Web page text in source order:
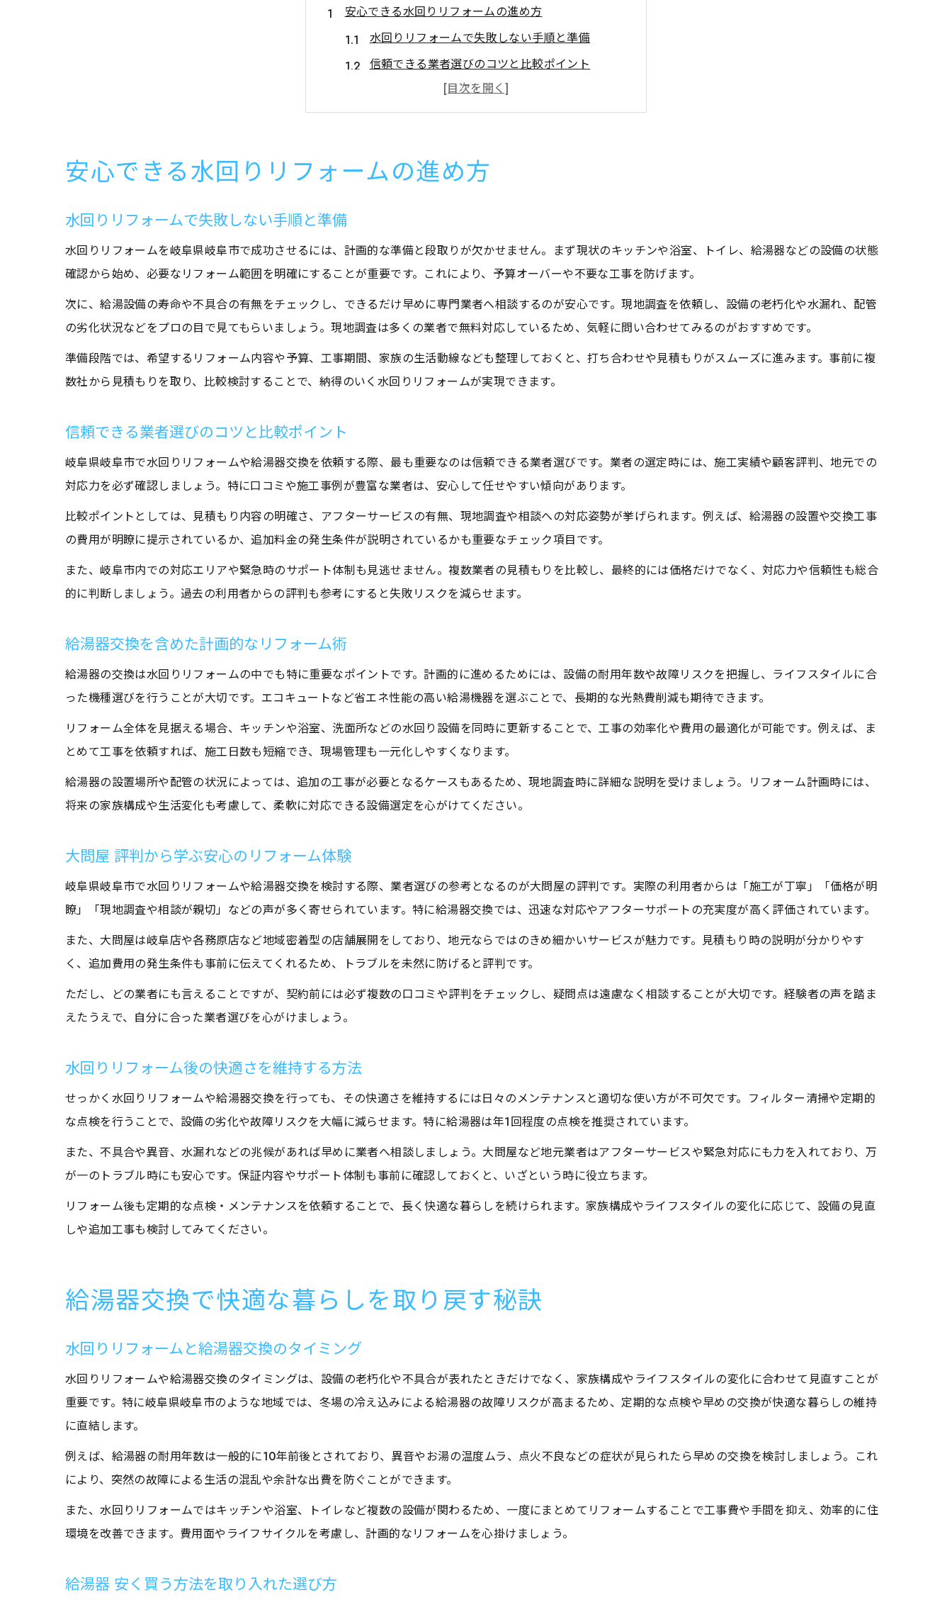
安心できる水回りリフォームの進め方
水回りリフォームで失敗しない手順と準備
信頼できる業者選びのコツと比較ポイント
給湯器交換を含めた計画的なリフォーム術
大問屋 評判から学ぶ安心のリフォーム体験
給湯器交換で快適な暮らしを取り戻す秘訣
トラブル回避のための給湯器交換チェックリスト
評判を参考に水回りリフォームで安心を得る方法
快適な暮らしを支える給湯器の機種選びのコツ
信頼重視なら水回りリフォームの選択がカギ
信頼できる水回りリフォーム業者の特徴解説
口コミや評判から見るリフォーム成功の条件
複数業者比較で最適な水回りリフォーム実現
低価格で叶える給湯器の賢いリフォーム方法
水回りリフォーム費用を抑える具体策
給湯器 安く買う方法と最新の節約術
大問屋 評判でわかるコストパフォーマンス
セットプラン活用でお得にリフォーム実現
工事前に知りたい水回りリフォームの注意点
水回りリフォーム前に確認すべきポイント
給湯器交換時のトラブルを防ぐ工事準備
大問屋 怪しいと感じるポイントと解決策
評判を活かした工事依頼のチェック事項
水回りリフォーム工事の日程と段取り解説
水回り設備のトラブルに強いリフォーム術
大問屋 トイレ交換も含めた一括対応の魅力
設備トラブルに強い業者の選び方と比較
安心できる水回りリフォームの進め方
水回りリフォームで失敗しない手順と準備
水回りリフォームを岐阜県岐阜市で成功させるには、計画的な準備と段取りが欠かせません。まず現状のキッチンや浴室、トイレ、給湯器などの設備の状態
確認から始め、必要なリフォーム範囲を明確にすることが重要です。これにより、予算オーバーや不要な工事を防げます。
次に、給湯設備の寿命や不具合の有無をチェックし、できるだけ早めに専門業者へ相談するのが安心です。現地調査を依頼し、設備の老朽化や水漏れ、配管
の劣化状況などをプロの目で見てもらいましょう。現地調査は多くの業者で無料対応しているため、気軽に問い合わせてみるのがおすすめです。
準備段階では、希望するリフォーム内容や予算、工事期間、家族の生活動線なども整理しておくと、打ち合わせや見積もりがスムーズに進みます。事前に複
数社から見積もりを取り、比較検討することで、納得のいく水回りリフォームが実現できます。
信頼できる業者選びのコツと比較ポイント
岐阜県岐阜市で水回りリフォームや給湯器交換を依頼する際、最も重要なのは信頼できる業者選びです。業者の選定時には、施工実績や顧客評判、地元での
対応力を必ず確認しましょう。特に口コミや施工事例が豊富な業者は、安心して任せやすい傾向があります。
比較ポイントとしては、見積もり内容の明確さ、アフターサービスの有無、現地調査や相談への対応姿勢が挙げられます。例えば、給湯器の設置や交換工事
の費用が明瞭に提示されているか、追加料金の発生条件が説明されているかも重要なチェック項目です。
また、岐阜市内での対応エリアや緊急時のサポート体制も見逃せません。複数業者の見積もりを比較し、最終的には価格だけでなく、対応力や信頼性も総合
的に判断しましょう。過去の利用者からの評判も参考にすると失敗リスクを減らせます。
給湯器交換を含めた計画的なリフォーム術
給湯器の交換は水回りリフォームの中でも特に重要なポイントです。計画的に進めるためには、設備の耐用年数や故障リスクを把握し、ライフスタイルに合
った機種選びを行うことが大切です。エコキュートなど省エネ性能の高い給湯機器を選ぶことで、長期的な光熱費削減も期待できます。
リフォーム全体を見据える場合、キッチンや浴室、洗面所などの水回り設備を同時に更新することで、工事の効率化や費用の最適化が可能です。例えば、ま
とめて工事を依頼すれば、施工日数も短縮でき、現場管理も一元化しやすくなります。
給湯器の設置場所や配管の状況によっては、追加の工事が必要となるケースもあるため、現地調査時に詳細な説明を受けましょう。リフォーム計画時には、
将来の家族構成や生活変化も考慮して、柔軟に対応できる設備選定を心がけてください。
大問屋 評判から学ぶ安心のリフォーム体験
岐阜県岐阜市で水回りリフォームや給湯器交換を検討する際、業者選びの参考となるのが大問屋の評判です。実際の利用者からは「施工が丁寧」「価格が明
瞭」「現地調査や相談が親切」などの声が多く寄せられています。特に給湯器交換では、迅速な対応やアフターサポートの充実度が高く評価されています。
また、大問屋は岐阜店や各務原店など地域密着型の店舗展開をしており、地元ならではのきめ細かいサービスが魅力です。見積もり時の説明が分かりやす
く、追加費用の発生条件も事前に伝えてくれるため、トラブルを未然に防げると評判です。
ただし、どの業者にも言えることですが、契約前には必ず複数の口コミや評判をチェックし、疑問点は遠慮なく相談することが大切です。経験者の声を踏ま
えたうえで、自分に合った業者選びを心がけましょう。
水回りリフォーム後の快適さを維持する方法
せっかく水回りリフォームや給湯器交換を行っても、その快適さを維持するには日々のメンテナンスと適切な使い方が不可欠です。フィルター清掃や定期的
な点検を行うことで、設備の劣化や故障リスクを大幅に減らせます。特に給湯器は年1回程度の点検を推奨されています。
また、不具合や異音、水漏れなどの兆候があれば早めに業者へ相談しましょう。大問屋など地元業者はアフターサービスや緊急対応にも力を入れており、万
が一のトラブル時にも安心です。保証内容やサポート体制も事前に確認しておくと、いざという時に役立ちます。
リフォーム後も定期的な点検・メンテナンスを依頼することで、長く快適な暮らしを続けられます。家族構成やライフスタイルの変化に応じて、設備の見直
しや追加工事も検討してみてください。
給湯器交換で快適な暮らしを取り戻す秘訣
水回りリフォームと給湯器交換のタイミング
水回りリフォームや給湯器交換のタイミングは、設備の老朽化や不具合が表れたときだけでなく、家族構成やライフスタイルの変化に合わせて見直すことが
重要です。特に岐阜県岐阜市のような地域では、冬場の冷え込みによる給湯器の故障リスクが高まるため、定期的な点検や早めの交換が快適な暮らしの維持
に直結します。
例えば、給湯器の耐用年数は一般的に10年前後とされており、異音やお湯の温度ムラ、点火不良などの症状が見られたら早めの交換を検討しましょう。これ
により、突然の故障による生活の混乱や余計な出費を防ぐことができます。
また、水回りリフォームではキッチンや浴室、トイレなど複数の設備が関わるため、一度にまとめてリフォームすることで工事費や手間を抑え、効率的に住
環境を改善できます。費用面やライフサイクルを考慮し、計画的なリフォームを心掛けましょう。
給湯器 安く買う方法を取り入れた選び方